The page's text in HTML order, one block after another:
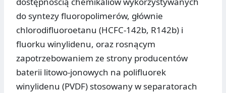
do syntezy fluoropolimerów, głównie
chlorodifluoroetanu (HCFC-142b, R142b) i
fluorku winylidenu, oraz rosnącym
zapotrzebowaniem ze strony producentów
baterii litowo-jonowych na polifluorek
winylidenu (PVDF) stosowany w separatorach